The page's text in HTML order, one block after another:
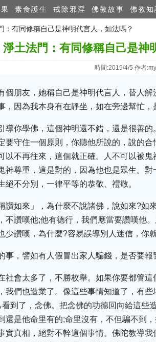
素食護生 戒除邪淫 佛教故事 佛教知
：有同修稱自己是神明代言人，如法嗎？
淨土法門：有同修稱自己是神
時間:2019/4/5 作者
個朋友，她稱自己是神明代言人，替人
，因為我本身有在靜坐，如在旁邊幫忙
導你學佛，這個神明還不錯，還是很善
要守住一個原則，你聽他所說的，說的
以不再往來，這個就正確。人不可以被
神尊重，這是對的，因為他也是眾生。
不分別，一律平等的恭敬、禮敬。
讚如來」，為什麼不說諸佛，說如來?如
不讚嘆他;他有德行，我們應當要讚嘆他
少讚嘆，為什麼?容易誤導別人迷信，你
事，譬如有人假冒出家人騙錢，是否要
社會太多了，不勝枚舉。如果你要都管
我們也造業了。像這些事情知道了，有
到了，念佛。把念佛的功德回向給這些
還是他命里有的;命里沒有，不但騙不到
實真相，絕對不幹這個事情。佛陀教導